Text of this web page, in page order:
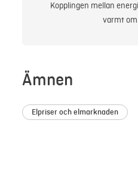
Kopplingen mellan
varmt
Ämnen
Elpriser och elmarknaden